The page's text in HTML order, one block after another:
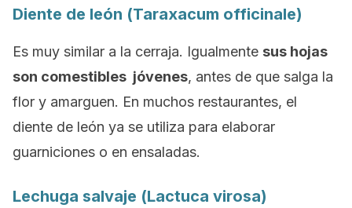
Diente de león (Taraxacum officinale)
Es muy similar a la cerraja. Igualmente sus hojas
son comestibles jóvenes, antes de que salga la
flor y amarguen. En muchos restaurantes, el
diente de león ya se utiliza para elaborar
guarniciones o en ensaladas.
Lechuga salvaje (Lactuca virosa)